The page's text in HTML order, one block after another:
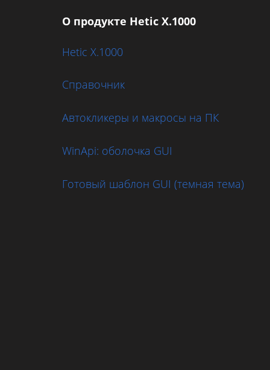
О продукте Hetic X.1000
Hetic X.1000
Справочник
Автокликеры и макросы на ПК
WinApi: оболочка GUI
Готовый шаблон GUI (темная тема)